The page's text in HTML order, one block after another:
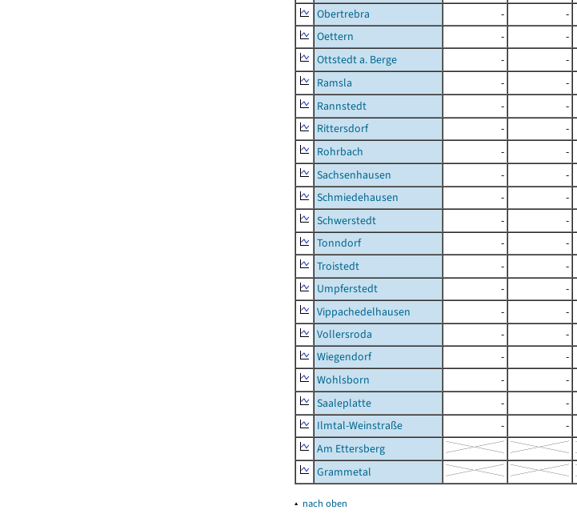
Obertrebra
- -
Oettern
- -
Ottstedt a. Berge
- -
Ramsla
- -
Rannstedt
- -
Rittersdorf
- -
Rohrbach
- -
Sachsenhausen
- -
Schmiedehausen
- -
Schwerstedt
- -
Tonndorf
- -
Troistedt
- -
Umpferstedt
- -
Vippachedelhausen
- -
Vollersroda
- -
Wiegendorf
- -
Wohlsborn
- -
Saaleplatte
- -
Ilmtal-Weinstraße
- -
Am Ettersberg
Grammetal
▴ nach oben